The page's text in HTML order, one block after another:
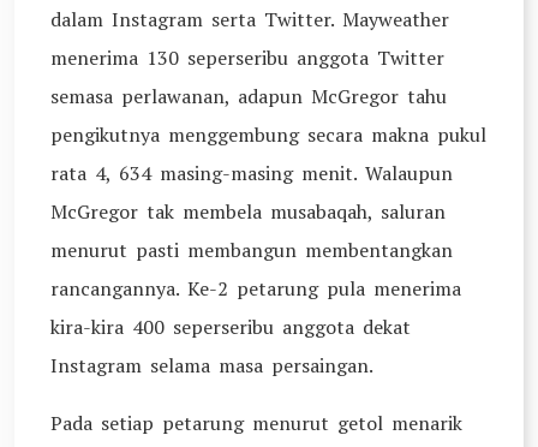
dalam Instagram serta Twitter. Mayweather
menerima 130 seperseribu anggota Twitter
semasa perlawanan, adapun McGregor tahu
pengikutnya menggembung secara makna pukul
rata 4, 634 masing-masing menit. Walaupun
McGregor tak membela musabaqah, saluran
menurut pasti membangun membentangkan
rancangannya. Ke-2 petarung pula menerima
kira-kira 400 seperseribu anggota dekat
Instagram selama masa persaingan.
Pada setiap petarung menurut getol menarik